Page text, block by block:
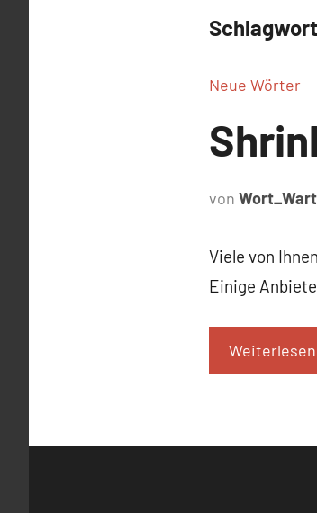
Neue Wörter
von
Viele von
Einige
Weiterlesen